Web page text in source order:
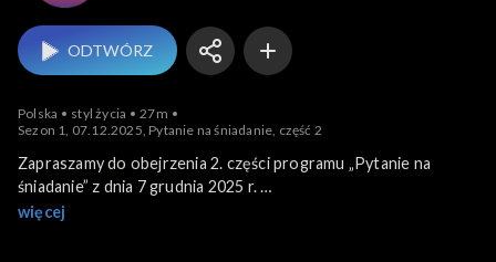
ODTWÓRZ
Polska styl życia
27m
Sezon 1, 07.12.2025, Pytanie na śniadanie, część 2
Zapraszamy do obejrzenia 2. części programu „Pytanie na
śniadanie” z dnia 7 grudnia 2025 r.
Program poprowadzili: Ania Lewandowska i Łukasz Kadziewicz.
więcej